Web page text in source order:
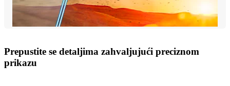
Prepustite se detaljima zahvaljujući preciznom
prikazu